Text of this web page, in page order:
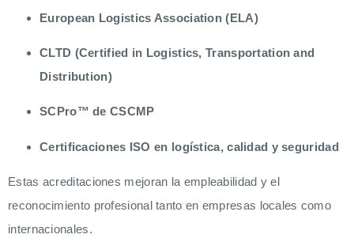
European Logistics Association (ELA)
CLTD (Certified in Logistics, Transportation and
Distribution)
SCPro™ de CSCMP
Certificaciones ISO en logística, calidad y seguridad
Estas acreditaciones mejoran la empleabilidad y el
reconocimiento profesional tanto en empresas locales como
internacionales.